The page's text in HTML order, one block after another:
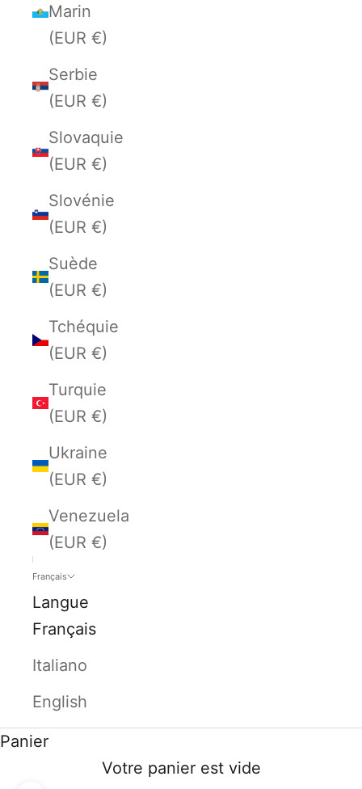
Marin
(EUR €)
Serbie
(EUR €)
Slovaquie
(EUR €)
Slovénie
(EUR €)
Suède
(EUR €)
Tchéquie
(EUR €)
Turquie
(EUR €)
Ukraine
(EUR €)
Venezuela
(EUR €)
Français
Langue
Français
Italiano
English
Panier
Votre panier est vide